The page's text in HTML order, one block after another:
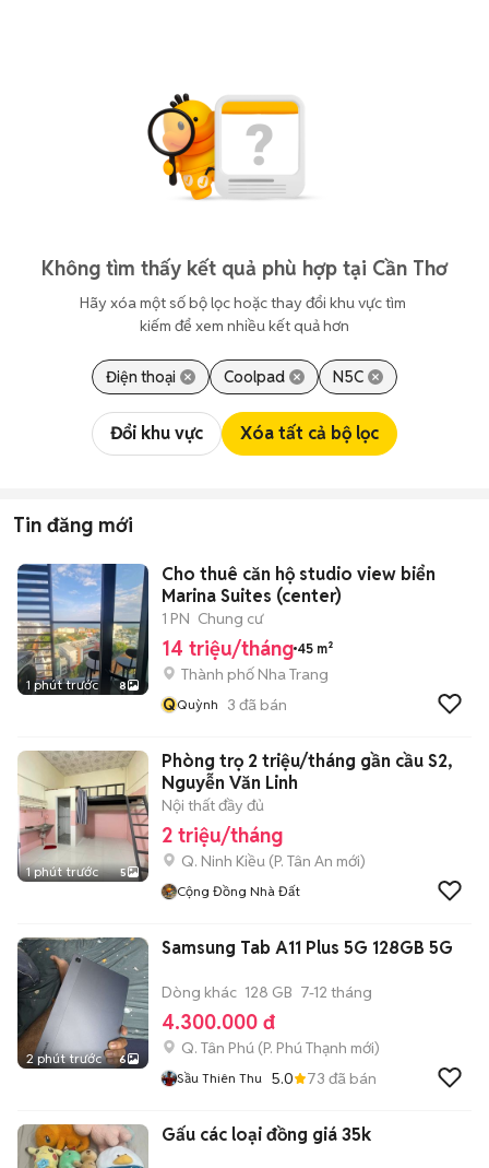
Không tìm thấy kết quả phù hợp tại Cần Thơ
Hãy xóa một số bộ lọc hoặc thay đổi khu vực tìm
kiếm để xem nhiều kết quả hơn
Điện thoại Coolpad N5C
Đổi khu vực Xóa tất cả bộ lọc
Tin đăng mới
1 phút trước 8
Cho thuê căn hộ studio view biển
Marina Suites (center)
1 PN Chung cư
14 triệu/tháng 45 m²
Thành phố Nha Trang
QQuỳnh 3 đã bán
1 phút trước 5
Phòng trọ 2 triệu/tháng gần cầu S2,
Nguyễn Văn Linh
Nội thất đầy đủ
2 triệu/tháng
Q. Ninh Kiều (P. Tân An mới)
Cộng Đồng Nhà Đất
2 phút trước 6
Samsung Tab A11 Plus 5G 128GB 5G
Dòng khác 128 GB 7-12 tháng
4.300.000 đ
Q. Tân Phú (P. Phú Thạnh mới)
Sầu Thiên Thu 5.0 73 đã bán
Gấu các loại đồng giá 35k